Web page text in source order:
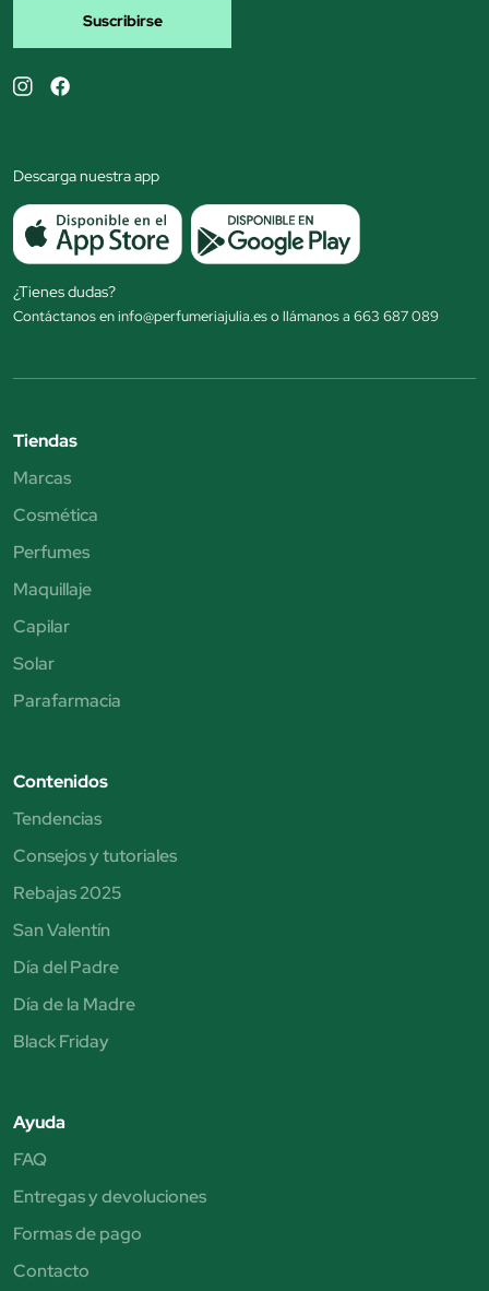
Suscribirse
Descarga nuestra app
¿Tienes dudas?
Contáctanos en info@perfumeriajulia.es o llámanos a 663 687 089
Tiendas
Marcas
Cosmética
Perfumes
Maquillaje
Capilar
Solar
Parafarmacia
Contenidos
Tendencias
Consejos y tutoriales
Rebajas 2025
San Valentín
Día del Padre
Día de la Madre
Black Friday
Ayuda
FAQ
Entregas y devoluciones
Formas de pago
Contacto